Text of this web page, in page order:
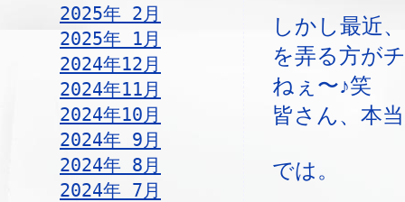
2025年 2月
2025年 1月
2024年12月
2024年11月
2024年10月
2024年 9月
2024年 8月
2024年 7月
しかし最近
を弄る方が
ねぇ〜♪笑
皆さん、本
では。